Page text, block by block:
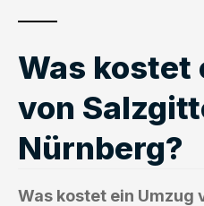
Was kostet
von
Nürnberg?
Was kostet ein Umzug